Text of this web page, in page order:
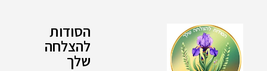
הסודות
להצלחה
שלך